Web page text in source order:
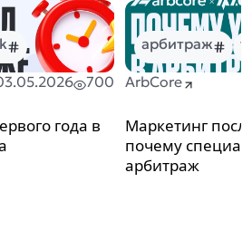
700
года в
арбитраж
ArbCore
Маркетинг
почему
арбитраж